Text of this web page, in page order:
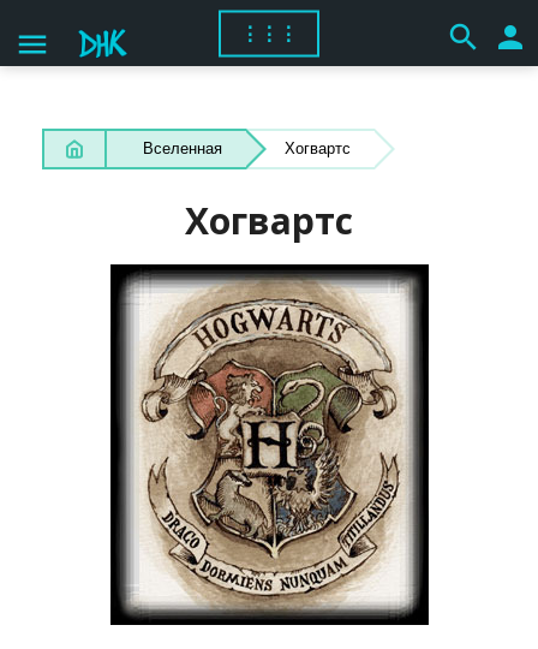
menu ⋮⋮⋮ search person
Вселенная Хогвартс
Хогвартс